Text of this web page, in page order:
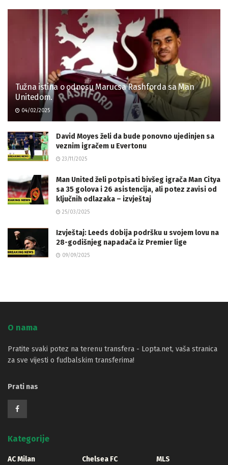
Tužna istina o odnosu Marucsa Rashforda sa Man
Unitedom.
04/02/2025
David Moyes želi da bude ponovno ujedinjen sa
veznim igračem u Evertonu
23/11/2025
Man United želi potpisati bivšeg igrača Man Citya
sa 35 golova i 26 asistencija, ali potez zavisi od
ključnih odlazaka – izvještaj
25/03/2025
Izvještaj: Leeds dobija podršku u svojem lovu na
28-godišnjeg napadača iz Premier lige
09/09/2025
O nama
Pratite svaki potez na terenu transfera - Lopta.net, vaša stranica
za sve vijesti o fudbalskim transferima!
Prati nas
Kategorije
AC Milan
Chelsea FC
MLS